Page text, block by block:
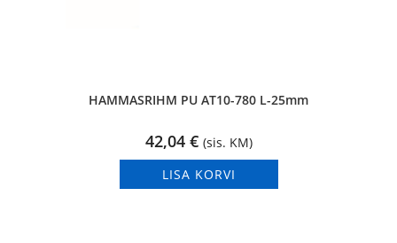
HAMMASRIHM PU AT10-780 L-25mm
42,04 € (sis. KM)
LISA KORVI